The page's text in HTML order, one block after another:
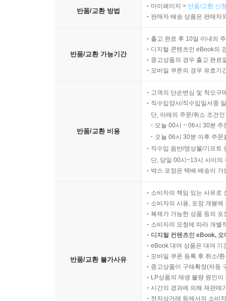
반품/교환 방법
마이페이지 > 반품/교환 신
판매자 배송 상품은 판매자
반품/교환 가능기간
출고 완료 후 10일 이내의
디지털 콘텐츠인 eBook의
중고상품의 경우 출고 완료
모바일 쿠폰의 경우 유효기
반품/교환 비용
고객의 단순변심 및 착오구
직수입양서/직수입일서중
단, 아래의 주문/취소 조건
오늘 00시 ~ 06시 30분
오늘 06시 30분 이후 주
직수입 음반/영상물/기프트
단, 당일 00시~13시 사이의
박스 포장은 택배 배송이
반품/교환 불가사유
소비자의 책임 있는 사유로
소비자의 사용, 포장 개봉
복제가 가능한 상품 등의
소비자의 요청에 따라 개별
디지털 컨텐츠인 eBook,
eBook 대여 상품은 대여 기
모바일 쿠폰 등록 후 취소/
중고상품이 구매확정(자동
LP상품의 재생 불량 원인
시간의 경과에 의해 재판매
전자상거래 등에서의 소비